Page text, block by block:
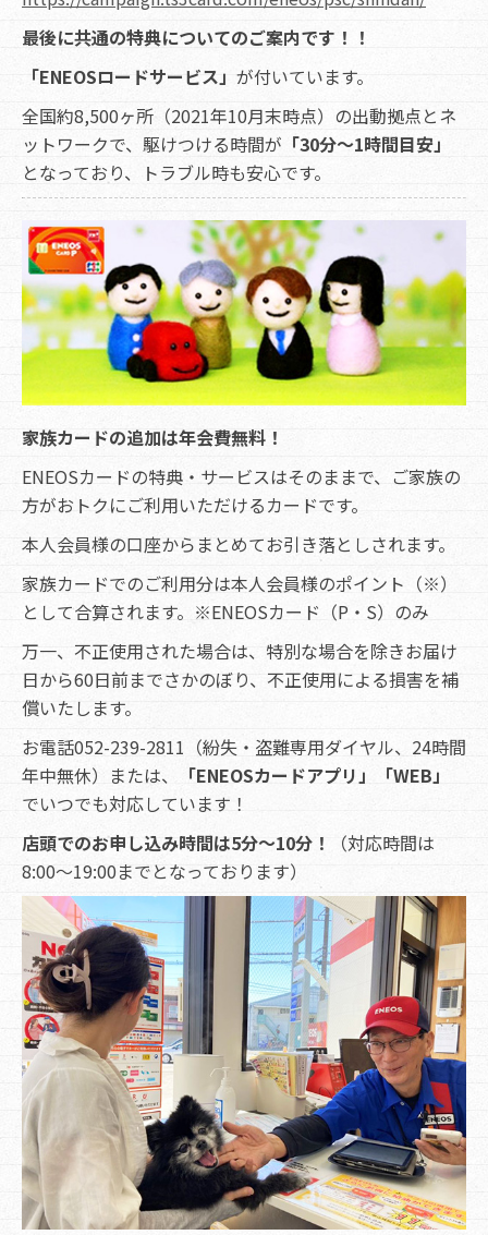
最後に共通の特典についてのご案内です！！
「ENEOSロードサービス」 が付いています。
全国約8,500ヶ所（2021年10月末時点）の出動拠点とネ
ットワークで、駆けつける時間が 「30分～1時間目安」
となっており、トラブル時も安心です。
家族カードの追加は年会費無料！
ENEOSカードの特典・サービスはそのままで、ご家族の
方がおトクにご利用いただけるカードです。
本人会員様の口座からまとめてお引き落としされます。
家族カードでのご利用分は本人会員様のポイント（※）
として合算されます。※ENEOSカード（P・S）のみ
万一、不正使用された場合は、特別な場合を除きお届け
日から60日前までさかのぼり、不正使用による損害を補
償いたします。
お電話052-239-2811（紛失・盗難専用ダイヤル、24時間
年中無休）または、
「ENEOSカードアプリ」「WEB」
でいつでも対応しています！
店頭でのお申し込み時間は5分～10分！
（対応時間は
8:00～19:00までとなっております）